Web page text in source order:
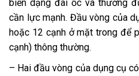
biến dạng đai ốc và thường
cần lực mạnh. Đầu vòng của
hoặc 12 cạnh ở mặt trong để
cạnh) thông thường.
– Hai đầu vòng của dụng cụ